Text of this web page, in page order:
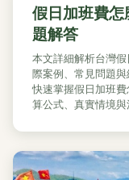
假日加班費
題解答
本文詳細解析台灣
際案例、常見問題
快速掌握假日加班
算公式、真實情境